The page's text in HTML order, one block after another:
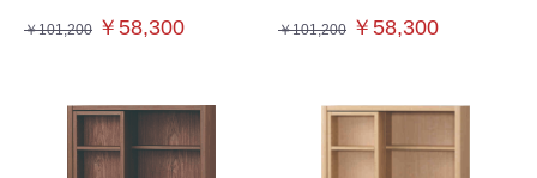
￥101,200 ￥58,300 ￥101,200 ￥58,300